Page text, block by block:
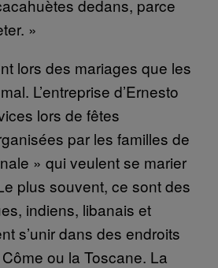
dedans, parce
»
lors des mariages que les
L’entreprise d’Ernesto
lors de fêtes
par les familles de
» qui veulent se marier
plus souvent, ce sont des
indiens, libanais et
s’unir dans des endroits
ou la Toscane. La